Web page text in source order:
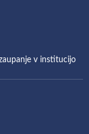
v institucijo